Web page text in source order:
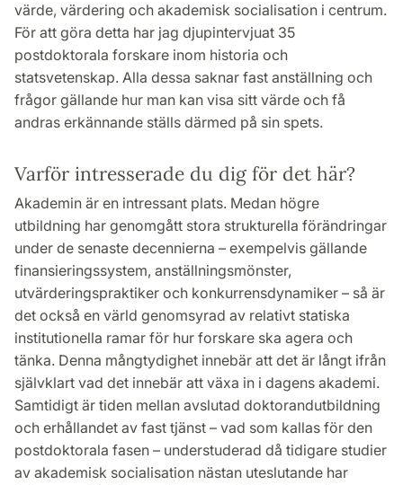
värde, värdering och akademisk socialisation i centrum.
För att göra detta har jag djupintervjuat 35
postdoktorala forskare inom historia och
statsvetenskap. Alla dessa saknar fast anställning och
frågor gällande hur man kan visa sitt värde och få
andras erkännande ställs därmed på sin spets.
Varför intresserade du dig för det här?
Akademin är en intressant plats. Medan högre
utbildning har genomgått stora strukturella förändringar
under de senaste decennierna – exempelvis gällande
finansieringssystem, anställningsmönster,
utvärderingspraktiker och konkurrensdynamiker – så är
det också en värld genomsyrad av relativt statiska
institutionella ramar för hur forskare ska agera och
tänka. Denna mångtydighet innebär att det är långt ifrån
självklart vad det innebär att växa in i dagens akademi.
Samtidigt är tiden mellan avslutad doktorandutbildning
och erhållandet av fast tjänst – vad som kallas för den
postdoktorala fasen – understuderad då tidigare studier
av akademisk socialisation nästan uteslutande har